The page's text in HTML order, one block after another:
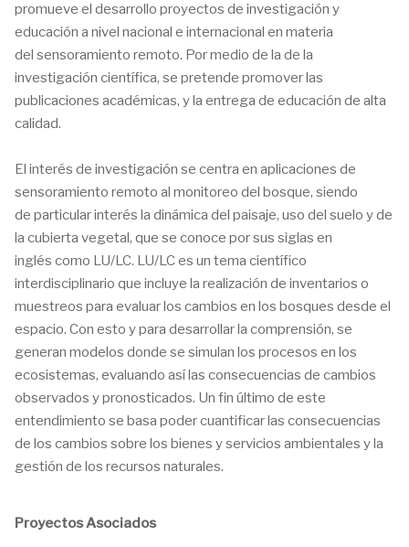
promueve el desarrollo proyectos de investigación y
educación a nivel nacional e internacional en materia
del sensoramiento remoto. Por medio de la de la
investigación científica, se pretende promover las
publicaciones académicas, y la entrega de educación de alta
calidad.
El interés de investigación se centra en aplicaciones de
sensoramiento remoto al monitoreo del bosque, siendo
de particular interés la dinámica del paisaje, uso del suelo y de
la cubierta vegetal, que se conoce por sus siglas en
inglés como LU/LC. LU/LC es un tema científico
interdisciplinario que incluye la realización de inventarios o
muestreos para evaluar los cambios en los bosques desde el
espacio. Con esto y para desarrollar la comprensión, se
generan modelos donde se simulan los procesos en los
ecosistemas, evaluando así las consecuencias de cambios
observados y pronosticados. Un fin último de este
entendimiento se basa poder cuantificar las consecuencias
de los cambios sobre los bienes y servicios ambientales y la
gestión de los recursos naturales.
Proyectos Asociados